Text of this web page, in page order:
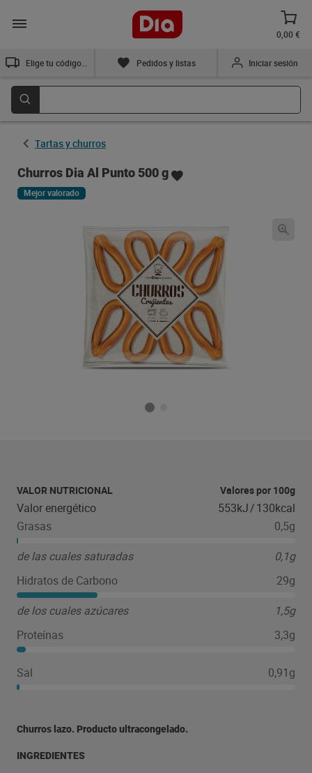
0,00 €
Pedidos y listas Iniciar sesión
Tartas y churros
Churros Dia Al Punto 500 g
Mejor valorado
VALOR NUTRICIONAL Valores por 100g
Valor energético 553kJ/130kcal
Grasas
0,5g
de las cuales saturadas
0,1g
Hidratos de Carbono
29g
de los cuales azúcares
1,5g
Proteínas
3,3g
Sal 0,91g
Churros lazo. Producto ultracongelado.
INGREDIENTES